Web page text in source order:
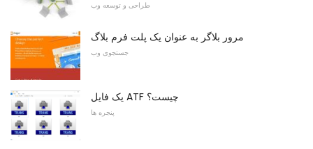
طراحی و توسعه وب
مرور بلاگر به عنوان یک پلت فرم بلاگ
جستجوی وب
یک فایل ATF چیست؟
پنجره ها